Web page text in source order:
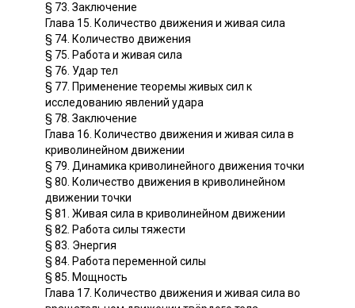
§ 73. Заключение
Глава 15. Количество движения и живая сила
§ 74. Количество движения
§ 75. Работа и живая сила
§ 76. Удар тел
§ 77. Применение теоремы живых сил к
исследованию явлений удара
§ 78. Заключение
Глава 16. Количество движения и живая сила в
криволинейном движении
§ 79. Динамика криволинейного движения точки
§ 80. Количество движения в криволинейном
движении точки
§ 81. Живая сила в криволинейном движении
§ 82. Работа силы тяжести
§ 83. Энергия
§ 84. Работа переменной силы
§ 85. Мощность
Глава 17. Количество движения и живая сила во